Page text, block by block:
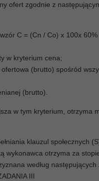
ofert zgodnie z
C = (Cn / Co) x 100x 60%
w kryterium cena;
(brutto) spośród
(brutto).
w tym kryterium, otrzyma
klauzul społecznych
wykonawca otrzyma za
według następujących
III